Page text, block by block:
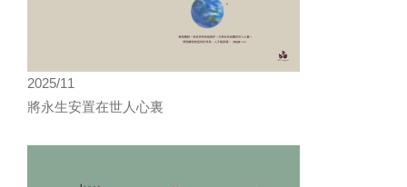
2025/11
將永生安置在世人心裏